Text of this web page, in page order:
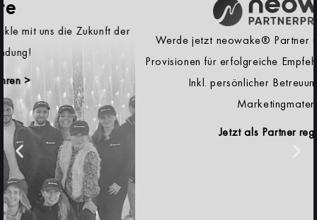
Werde jetzt neowake® Partner und verdiene attraktive
Provisionen für erfolgreiche Empfehlungen unserer Produkte.
Inkl. persönlicher Betreuung und erprobten
Marketingmaterialien.
Jetzt als Partner registrieren >